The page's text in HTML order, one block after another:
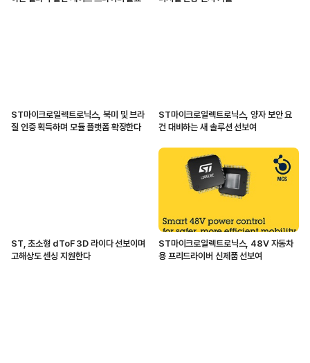
ST마이크로일렉트로닉스, 북미 및 브라
질 인증 획득하며 모듈 플랫폼 확장한다
ST마이크로일렉트로닉스, 양자 보안 요
건 대비하는 새 솔루션 선보여
ST, 초소형 dToF 3D 라이다 선보이며
고해상도 센싱 지원한다
ST마이크로일렉트로닉스, 48V 자동차
용 프리드라이버 신제품 선보여